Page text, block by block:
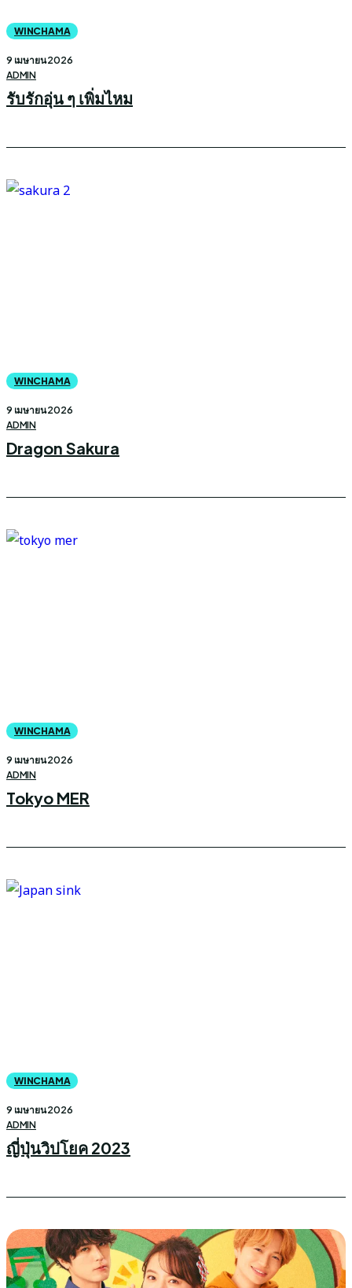
WINCHAMA
9 เมษายน 2026
ADMIN
รับรักอุ่น ๆ เพิ่มไหม
WINCHAMA
9 เมษายน 2026
ADMIN
Dragon Sakura
WINCHAMA
9 เมษายน 2026
ADMIN
Tokyo MER
WINCHAMA
9 เมษายน 2026
ADMIN
ญี่ปุ่นวิปโยค 2023